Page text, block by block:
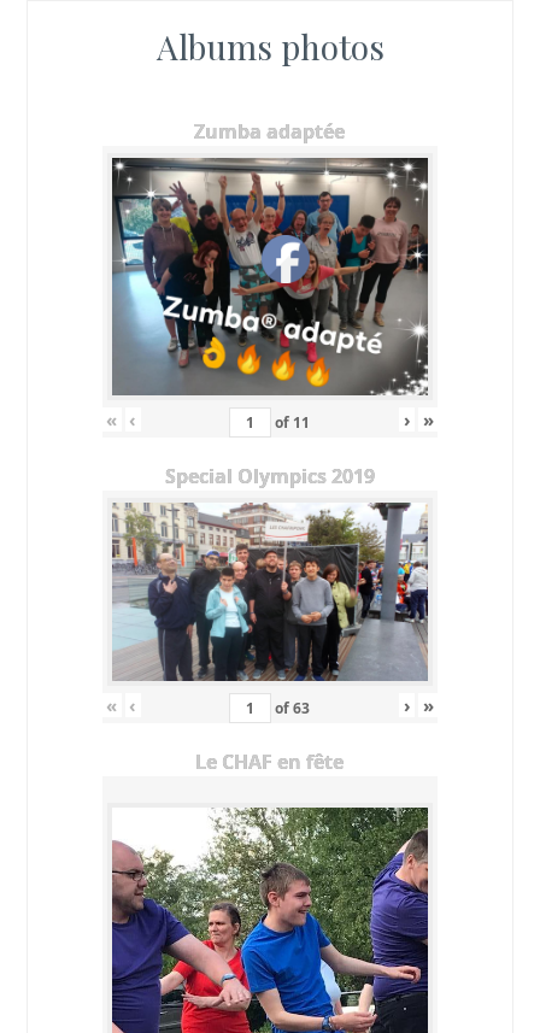
Albums photos
Zumba adaptée
« ‹ of 11 › »
Special Olympics 2019
« ‹ of63 › »
Le CHAF en fête